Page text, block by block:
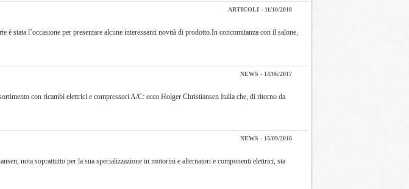
ARTICOLI - 11/10/2018
stata l’occasione per presentare alcune interessanti novità di prodotto.In concomitanza con il salone,
NEWS - 14/06/2017
con ricambi elettrici e compressori A/C: ecco Holger Christiansen Italia che, di ritorno da
NEWS - 15/09/2016
nota soprattutto per la sua specializzazione in motorini e alternatori e componenti elettrici, sta